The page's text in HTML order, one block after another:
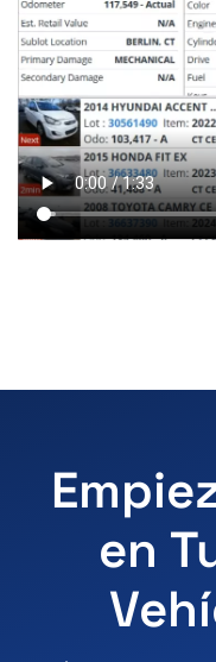
en